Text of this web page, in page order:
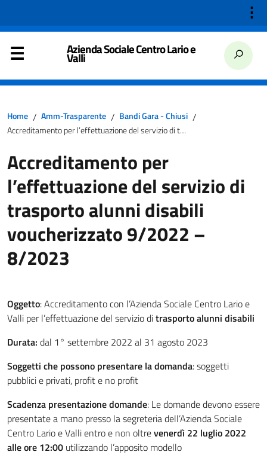
⋮
Azienda Sociale Centro Lario e
Valli
Home / Amm-Trasparente / Bandi Gara - Chiusi /
Accreditamento per l’effettuazione del servizio di trasporto alunni disabili voucherizzato 9/2022 – 8/2023
Accreditamento per
l’effettuazione del servizio di
trasporto alunni disabili
voucherizzato 9/2022 –
8/2023
Oggetto: Accreditamento con l’Azienda Sociale Centro Lario e
Valli per l’effettuazione del servizio ditrasporto alunni disabili
Durata: dal 1° settembre 2022 al 31 agosto 2023
Soggetti che possono presentare la domanda: soggetti
pubblici e privati, profit e no profit
Scadenza presentazione domande: Le domande devono essere
presentate a mano presso la segreteria dell’Azienda Sociale
Centro Lario e Valli entro e non oltrevenerdì 22 luglio 2022
alle ore 12:00 utilizzando l’apposito modello